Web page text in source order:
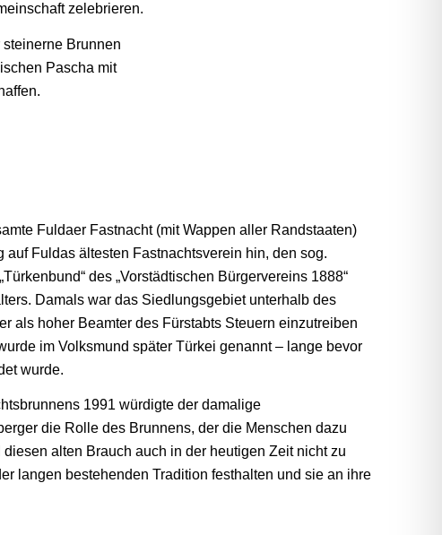
zelebrieren.
Brunnen
Pascha mit
Fuldaer Fastnacht (mit Wappen aller Randstaaten)
Fuldas ältesten Fastnachtsverein hin, den sog.
des „Vorstädtischen Bürgervereins 1888“
Damals war das Siedlungsgebiet unterhalb des
als hoher Beamter des Fürstabts Steuern einzutreiben
im Volksmund später Türkei genannt – lange bevor
wurde.
1991 würdigte der damalige
die Rolle des Brunnens, der die Menschen dazu
alten Brauch auch in der heutigen Zeit nicht zu
langen bestehenden Tradition festhalten und sie an ihre